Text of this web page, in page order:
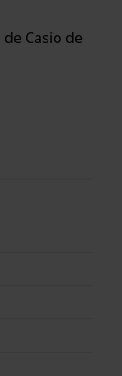
Casio de